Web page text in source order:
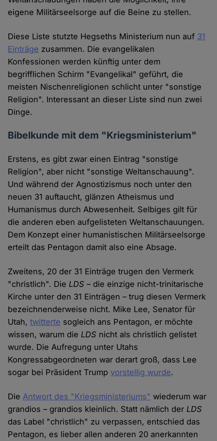
eigene Militärseelsorge auf die Beine zu stellen.
Diese Liste stutzte Hegseths Ministerium nun auf 31
Einträge zusammen. Die evangelikalen
Konfessionen werden künftig unter dem
begrifflichen Schirm "Evangelikal" geführt, die
meisten Nischenreligionen schlicht unter "sonstige
Religion". Interessant an dieser Liste sind nun zwei
Dinge.
Bibelkunde mit dem "Kriegsministerium"
Erstens, es gibt zwar einen Eintrag "sonstige
Religion", aber nicht "sonstige Weltanschauung".
Und während der Agnostizismus noch unter den
neuen 31 auftaucht, glänzen Atheismus und
Humanismus durch Abwesenheit. Selbiges gilt für
die anderen eben aufgelisteten Weltanschauungen.
Dem Konzept einer humanistischen Militärseelsorge
erteilt das Pentagon damit also eine Absage.
Zweitens, 20 der 31 Einträge trugen den Vermerk
"christlich". Die LDS – die einzige nicht-trinitarische
Kirche unter den 31 Einträgen – trug diesen Vermerk
bezeichnenderweise nicht. Mike Lee, Senator für
Utah,twitterte sogleich ans Pentagon, er möchte
wissen, warum die LDS nicht als christlich gelistet
wurde. Die Aufregung unter Utahs
Kongressabgeordneten war derart groß, dass Lee
sogar bei Präsident Trumpvorstellig wurde.
Die Antwort des "Kriegsministeriums" wiederum war
grandios – grandios kleinlich. Statt nämlich der LDS
das Label "christlich" zu verpassen, entschied das
Pentagon, es lieber allen anderen 20 anerkannten